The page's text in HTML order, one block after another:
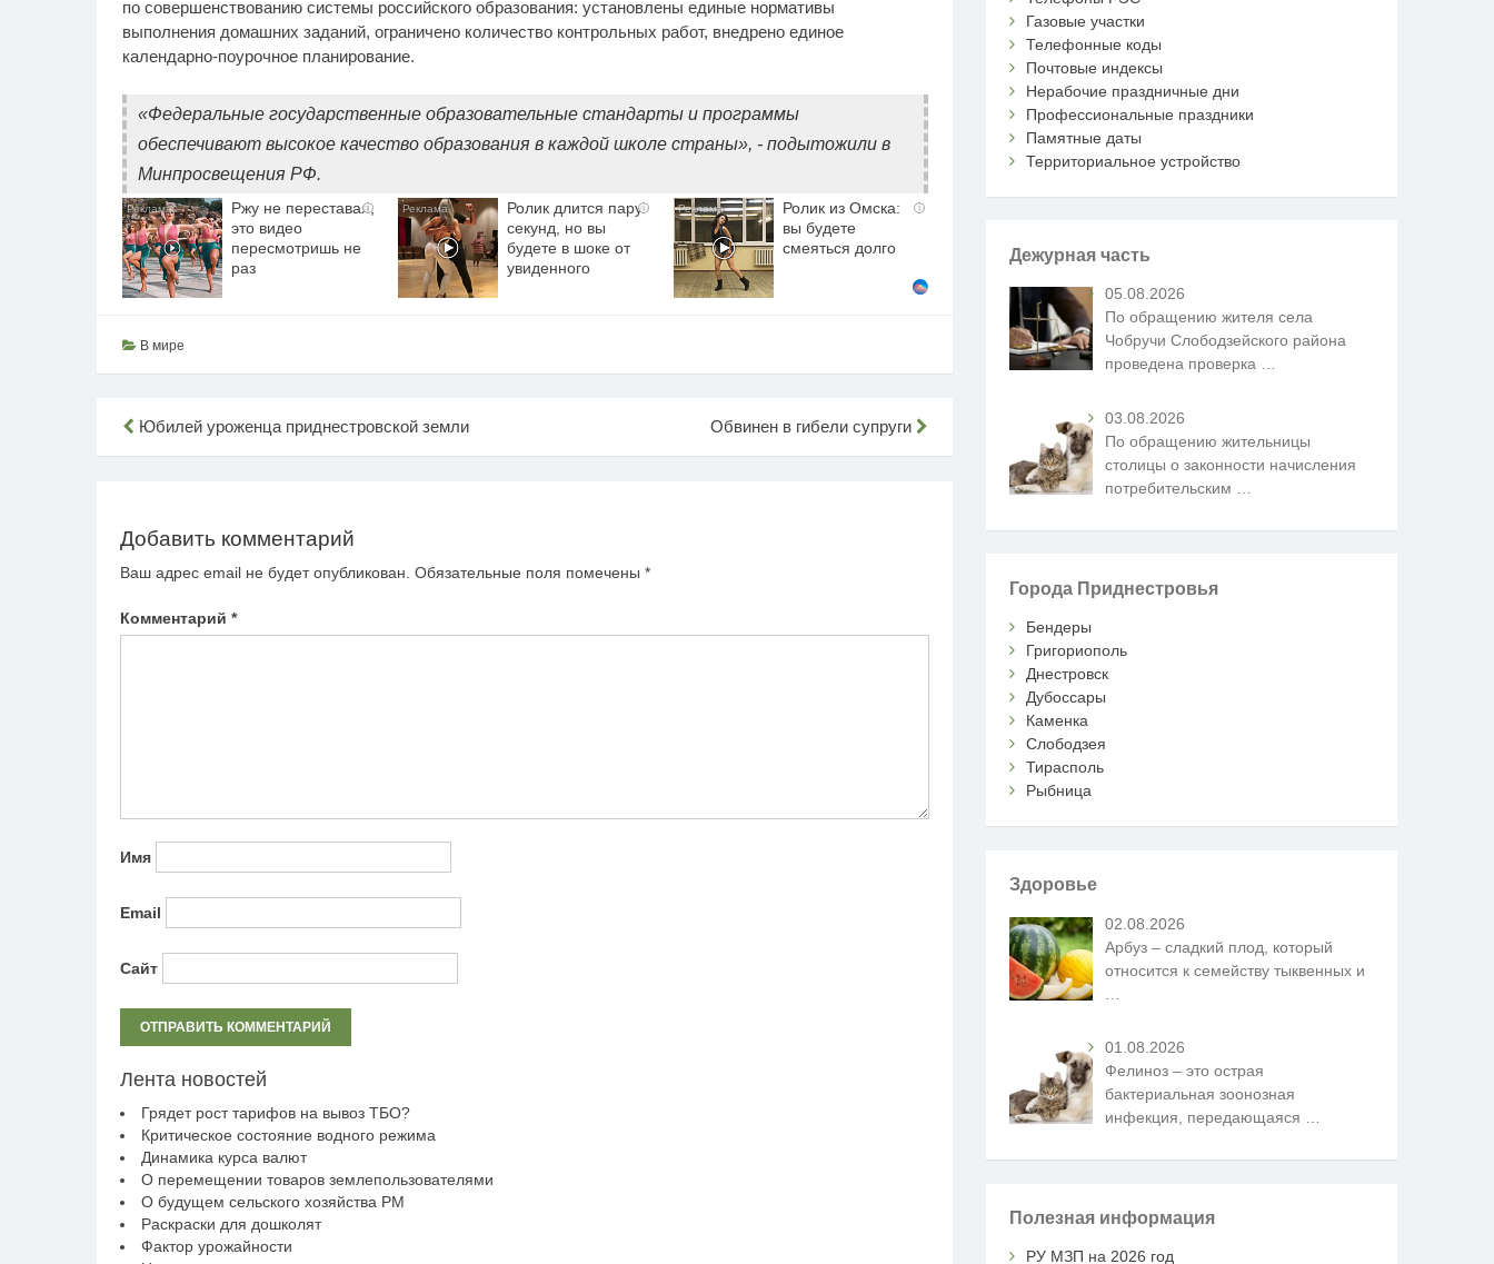
по совершенствованию системы российского образования: установлены единые нормативы
выполнения домашних заданий, ограничено количество контрольных работ, внедрено единое
календарно-поурочное планирование.
«Федеральные государственные образовательные стандарты и программы
обеспечивают высокое качество образования в каждой школе страны», - подытожили в
Минпросвещения РФ.
i
Ржу не переставая,
это видео
пересмотришь не
раз
i
Ролик длится пару
секунд, но вы
будете в шоке от
увиденного
i
Ролик из Омска:
вы будете
смеяться долго
В мире
Навигация
Юбилей уроженца приднестровской земли Обвинен в гибели супруги
Добавить комментарий
Ваш адрес email не будет опубликован. Обязательные поля помечены *
Комментарий *
Имя
Email
Сайт
Лента новостей
Грядет рост тарифов на вывоз ТБО?
Критическое состояние водного режима
Динамика курса валют
О перемещении товаров землепользователями
О будущем сельского хозяйства РМ
Раскраски для дошколят
Фактор урожайности
Газовые участки
Телефонные коды
Почтовые индексы
Нерабочие праздничные дни
Профессиональные праздники
Памятные даты
Территориальное устройство
Дежурная часть
05.08.2026
По обращению жителя села
Чобручи Слободзейского района
проведена проверка …
03.08.2026
По обращению жительницы
столицы о законности начисления
потребительским
Города Приднестровья
Бендеры
Григориополь
Днестровск
Дубоссары
Каменка
Слободзея
Тирасполь
Рыбница
Здоровье
02.08.2026
Арбуз – сладкий плод, который
относится к семейству тыквенных и
01.08.2026
Фелиноз – это острая
бактериальная зоонозная
инфекция, передающаяся
Полезная информация
РУ МЗП на 2026 год